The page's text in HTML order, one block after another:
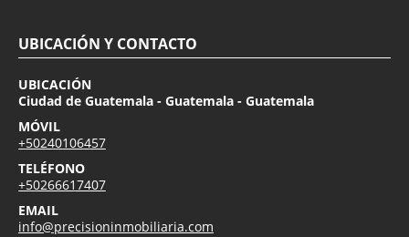
UBICACIÓN Y CONTACTO
UBICACIÓN
Ciudad de Guatemala - Guatemala - Guatemala
MÓVIL
+50240106457
TELÉFONO
+50266617407
EMAIL
info@precisioninmobiliaria.com